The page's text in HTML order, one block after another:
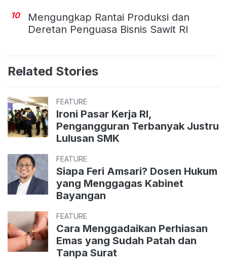
10
Mengungkap Rantai Produksi dan
Deretan Penguasa Bisnis Sawit RI
Related Stories
FEATURE
Ironi Pasar Kerja RI,
Pengangguran Terbanyak Justru
Lulusan SMK
FEATURE
Siapa Feri Amsari? Dosen Hukum
yang Menggagas Kabinet
Bayangan
FEATURE
Cara Menggadaikan Perhiasan
Emas yang Sudah Patah dan
Tanpa Surat